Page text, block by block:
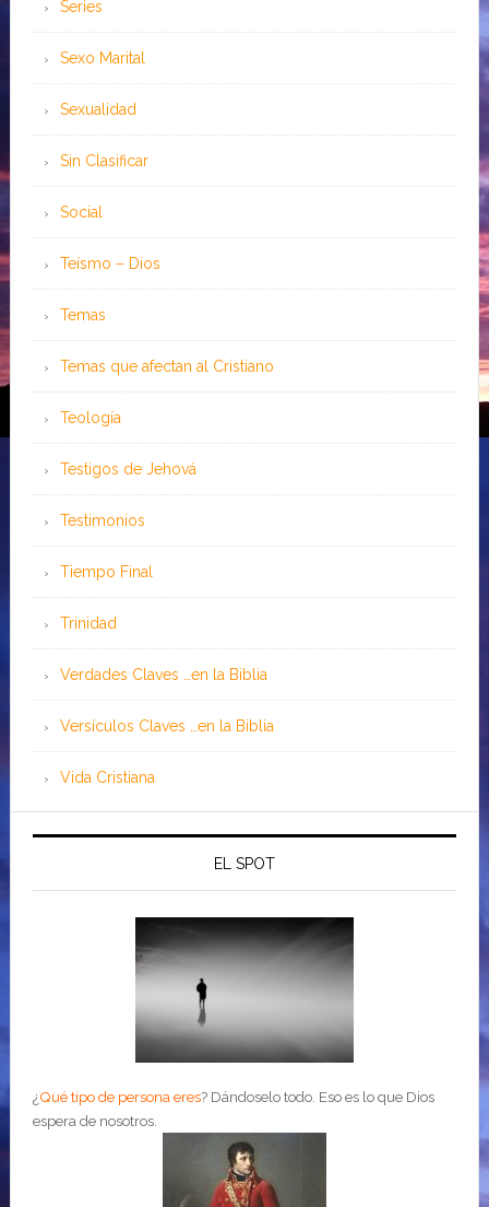
Series
Sexo Marital
Sexualidad
Sin Clasificar
Social
Teísmo – Dios
Temas
Temas que afectan al Cristiano
Teología
Testigos de Jehová
Testimonios
Tiempo Final
Trinidad
Verdades Claves …en la Biblia
Versículos Claves …en la Biblia
Vida Cristiana
EL SPOT
¿Qué tipo de persona eres? Dándoselo todo. Eso es lo que Dios
espera de nosotros.